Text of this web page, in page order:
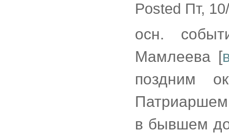
Posted Пт,
осн.
Мамлеева [
поздним
в бывшем